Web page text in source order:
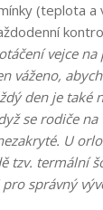
(teplota a
vejce
váženo,
den je také
se rodiče na
U
tzv. termální
správný